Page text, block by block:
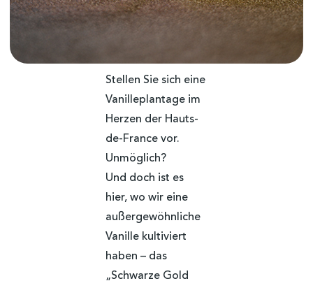
Stellen Sie sich eine
Vanilleplantage im
Herzen der Hauts-
de-France vor.
Unmöglich?
Und doch ist es
hier, wo wir eine
außergewöhnliche
Vanille kultiviert
haben – das
„Schwarze Gold